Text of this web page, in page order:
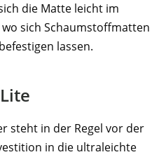
die Matte leicht im
sich Schaumstoffmatten
lassen.
steht in der Regel vor der
in die ultraleichte